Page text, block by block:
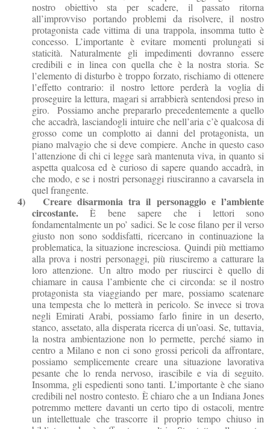
nostro obiettivo sta per scadere, il passato ritorna
all’improvviso portando problemi da risolvere, il nostro
protagonista cade vittima di una trappola, insomma tutto è
concesso. L’importante è evitare momenti prolungati si
staticità. Naturalmente gli impedimenti dovranno essere
credibili e in linea con quella che è la nostra storia. Se
l’elemento di disturbo è troppo forzato, rischiamo di ottenere
l’effetto contrario: il nostro lettore perderà la voglia di
proseguire la lettura, magari si arrabbierà sentendosi preso in
giro.
Possiamo anche prepararlo precedentemente a quello
che accadrà, lasciandogli intuire che nell’aria c’è qualcosa di
grosso come un complotto ai danni del protagonista, un
piano malvagio che si deve compiere. Anche in questo caso
l’attenzione di chi ci legge sarà mantenuta viva, in quanto si
aspetta qualcosa ed è curioso di sapere quando accadrà, in
che modo, e se i nostri personaggi riusciranno a cavarsela in
quel frangente.
4)
Creare disarmonia tra il personaggio e l’ambiente
circostante.È bene sapere che i lettori sono
fondamentalmente un po’ sadici. Se le cose filano per il verso
giusto non sono soddisfatti, ricercano in continuazione la
problematica, la situazione incresciosa. Quindi più mettiamo
alla prova i nostri personaggi, più riusciremo a catturare la
loro attenzione. Un altro modo per riuscirci è quello di
chiamare in causa l’ambiente che ci circonda: se il nostro
protagonista sta viaggiando per mare, possiamo scatenare
una tempesta che lo metterà in pericolo. Se invece si trova
negli Emirati Arabi, possiamo farlo finire in un deserto,
stanco, assetato, alla disperata ricerca di un’oasi. Se, tuttavia,
la nostra ambientazione non lo permette, perché siamo in
centro a Milano e non ci sono grossi pericoli da affrontare,
possiamo semplicemente creare una situazione lavorativa
pesante che lo renda nervoso, irascibile e via di seguito.
Insomma, gli espedienti sono tanti. L’importante è che siano
credibili nel nostro contesto. È chiaro che a un Indiana Jones
potremmo mettere davanti un certo tipo di ostacoli, mentre
un intellettuale che trascorre il proprio tempo chiuso in